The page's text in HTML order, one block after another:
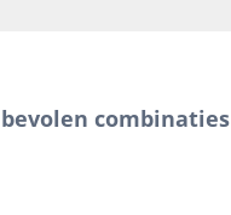
combinaties